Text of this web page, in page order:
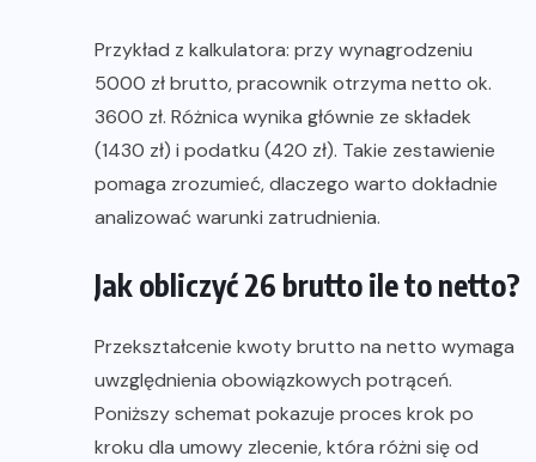
Przykład z kalkulatora: przy wynagrodzeniu
5000 zł brutto, pracownik otrzyma netto ok.
3600 zł. Różnica wynika głównie ze składek
(1430 zł) i podatku (420 zł). Takie zestawienie
pomaga zrozumieć, dlaczego warto dokładnie
analizować warunki zatrudnienia.
Jak obliczyć 26 brutto ile to netto?
Przekształcenie kwoty brutto na netto wymaga
uwzględnienia obowiązkowych potrąceń.
Poniższy schemat pokazuje proces krok po
kroku dla umowy zlecenie, która różni się od